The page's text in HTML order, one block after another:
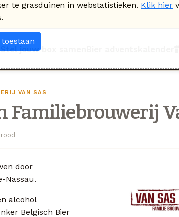
Stel jouw box samen
VAN SAS
Familiebrouwerij
door
Nassau.
alcohol
Belgisch Bier
te grasduinen in webstatistieken. Klik hier
toestaan